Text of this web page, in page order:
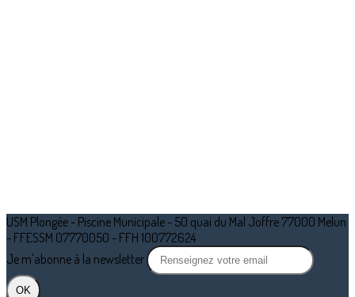
USM Plongée - Piscine Municipale - 50 quai du Mal Joffre 77000 Melun
- FFESSM 07770050 - FFH 100772624
Je m'abonne à la newsletter
OK